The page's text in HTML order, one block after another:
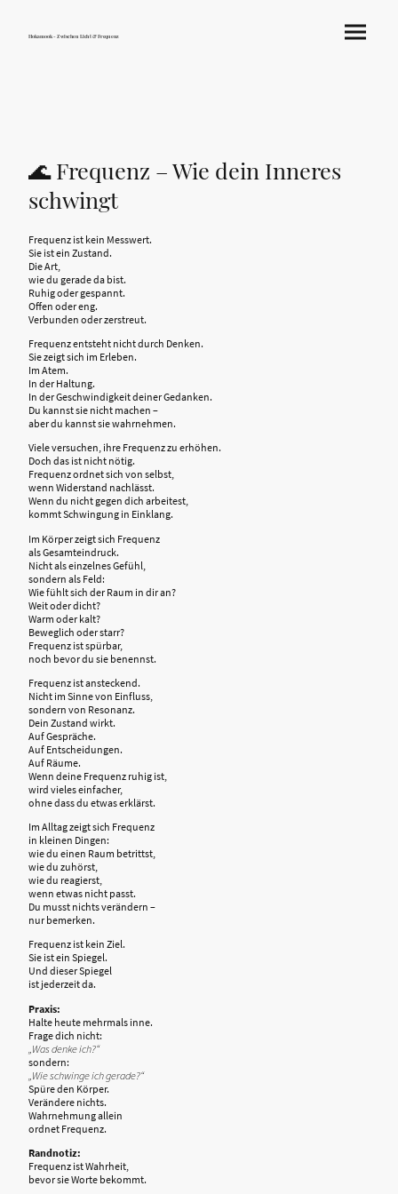
Hokamook - Zwischen Licht & Frequenz
🌊 Frequenz – Wie dein Inneres
schwingt
Frequenz ist kein Messwert.
Sie ist ein Zustand.
Die Art,
wie du gerade da bist.
Ruhig oder gespannt.
Offen oder eng.
Verbunden oder zerstreut.
Frequenz entsteht nicht durch Denken.
Sie zeigt sich im Erleben.
Im Atem.
In der Haltung.
In der Geschwindigkeit deiner Gedanken.
Du kannst sie nicht machen –
aber du kannst sie wahrnehmen.
Viele versuchen, ihre Frequenz zu erhöhen.
Doch das ist nicht nötig.
Frequenz ordnet sich von selbst,
wenn Widerstand nachlässt.
Wenn du nicht gegen dich arbeitest,
kommt Schwingung in Einklang.
Im Körper zeigt sich Frequenz
als Gesamteindruck.
Nicht als einzelnes Gefühl,
sondern als Feld:
Wie fühlt sich der Raum in dir an?
Weit oder dicht?
Warm oder kalt?
Beweglich oder starr?
Frequenz ist spürbar,
noch bevor du sie benennst.
Frequenz ist ansteckend.
Nicht im Sinne von Einfluss,
sondern von Resonanz.
Dein Zustand wirkt.
Auf Gespräche.
Auf Entscheidungen.
Auf Räume.
Wenn deine Frequenz ruhig ist,
wird vieles einfacher,
ohne dass du etwas erklärst.
Im Alltag zeigt sich Frequenz
in kleinen Dingen:
wie du einen Raum betrittst,
wie du zuhörst,
wie du reagierst,
wenn etwas nicht passt.
Du musst nichts verändern –
nur bemerken.
Frequenz ist kein Ziel.
Sie ist ein Spiegel.
Und dieser Spiegel
ist jederzeit da.
Praxis:
Halte heute mehrmals inne.
Frage dich nicht:
„Was denke ich?“
sondern:
„Wie schwinge ich gerade?“
Spüre den Körper.
Verändere nichts.
Wahrnehmung allein
ordnet Frequenz.
Randnotiz:
Frequenz ist Wahrheit,
bevor sie Worte bekommt.